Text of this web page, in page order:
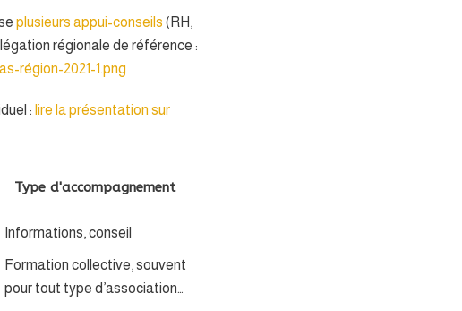
plusieurs appui-conseils (RH,
régionale de référence :
région-2021-1.png
: lire la présentation sur
Type d'accompagnement
Informations, conseil
Formation collective, souvent
pour tout type d’association…